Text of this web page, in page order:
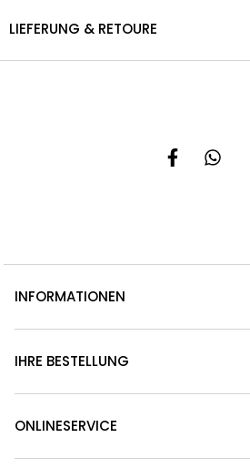
LIEFERUNG & RETOURE
INFORMATIONEN
IHRE BESTELLUNG
ONLINESERVICE